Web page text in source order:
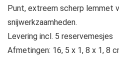
Punt, extreem scherp lemmet
snijwerkzaamheden.
Levering incl. 5 reservemesjes
Afmetingen: 16, 5 x 1, 8 x 1, 8